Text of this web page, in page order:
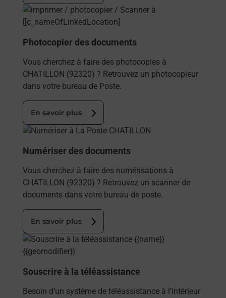
En savoir plus
Photocopier des documents
Vous cherchez à faire des photocopies à
CHATILLON (92320) ? Retrouvez un photocopieur
dans votre bureau de Poste.
En savoir plus
En savoir plus
Numériser des documents
Vous cherchez à faire des numérisations à
CHATILLON (92320) ? Retrouvez un scanner de
documents dans votre bureau de poste.
En savoir plus
En savoir plus
Souscrire à la téléassistance
Besoin d’un système de téléassistance à l’intérieur